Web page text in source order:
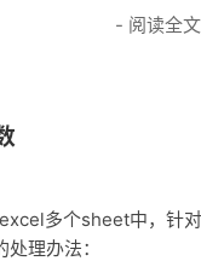
- 阅读全
多个sheet中，针
理办法：